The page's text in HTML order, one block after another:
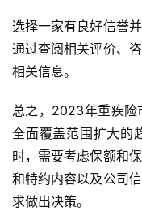
选择一家有良好信誉
通过查阅相关评价、
相关信息。
总之，2023年重疾险
全面覆盖范围扩大的
时，需要考虑保额和
和特约内容以及公司
求做出决策。